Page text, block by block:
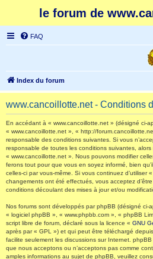
le forum de
FAQ
Index du forum
www.cancoillotte.net - Conditions
En accédant à « www.cancoillotte.net » (désigné ci-
« www.cancoillotte.net », « http://
responsable des conditions suivantes. Si vous
responsable de toutes les conditions suivantes, alors
« www.cancoillotte.net ». Nous pouvons modifier
ferons tout pour que vous en soyez informé, bien
celles-ci par vous-même. Si vous continuez d’utiliser
changements ont été effectués, vous acceptez
conditions découlant des mises à jour et/ou
Nos forums sont développés par phpBB (désigné ci-
« logiciel phpBB », « www.phpbb.com », « phpBB
script libre de forum, déclaré sous la licence « GNU
après par « GPL ») et qui peut être téléchargé depuis
facilite seulement les discussions sur Internet.
que nous acceptons ou n’acceptons pas comme
amples informations au sujet de phpBB, veuillez